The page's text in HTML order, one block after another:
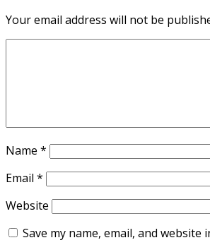
Your email address will not be
Name *
Email *
Website
Save my name, email, and